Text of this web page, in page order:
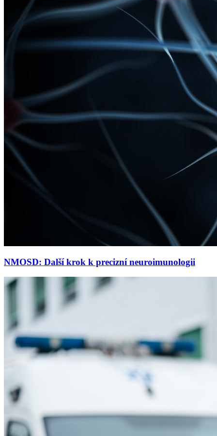
NMOSD: Další krok k precizní neuroimunologii